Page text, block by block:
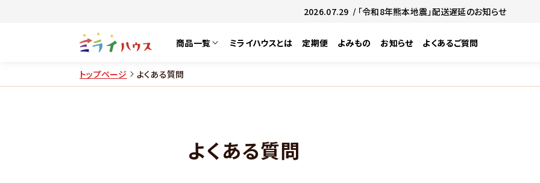
2026.07.29 / 「令和8年熊本地震」配送遅延のお知らせ
商品一覧 ミライハウスとは 定期便 よみもの お知らせ よくあるご質問
トップページ よくある質問
よくある質問